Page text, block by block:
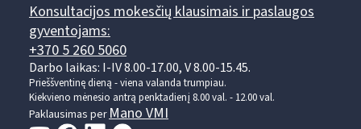
Konsultacijos mokesčių klausimais ir paslaugos
gyventojams:
+370 5 260 5060
Darbo laikas: I-IV 8.00-17.00, V 8.00-15.45.
Prieššventinę dieną - viena valanda trumpiau.
Kiekvieno mėnesio antrą penktadienį 8.00 val. - 12.00 val.
Paklausimas per Mano VMI